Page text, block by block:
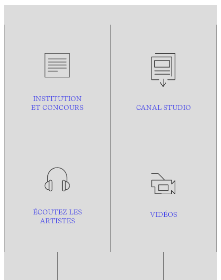
INSTITUTION
ET CONCOURS
CANAL STUDIO
ÉCOUTEZ LES
ARTISTES
VIDÉOS